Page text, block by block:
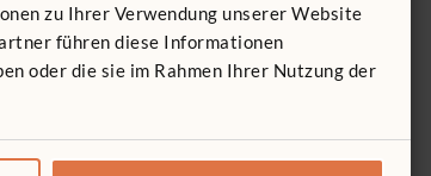
zu Ihrer Verwendung unserer Website
führen diese Informationen
oder die sie im Rahmen Ihrer Nutzung der